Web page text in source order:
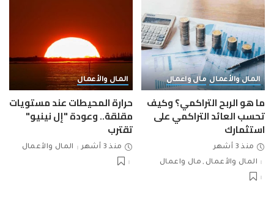
المال والأعمال مال واعمال
ما هو الربح التراكمي؟ وكيف
تحسب العائد التراكمي على
استثمارك
منذ 3 أشهر
المال والأعمال
مال واعمال
المال والأعمال
حرارة المحيطات عند مستويات
مقلقة.. وعودة "إل نينيو"
تقترب
منذ 3 أشهر المال والأعمال